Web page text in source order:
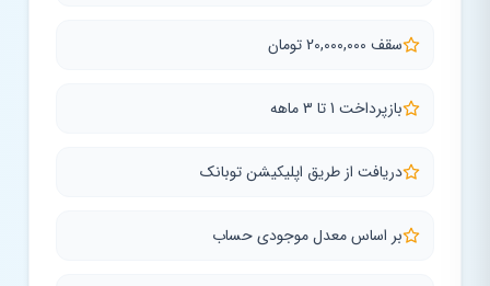
سقف 20,000,000 تومان
بازپرداخت 1 تا 3 ماهه
دریافت از طریق اپلیکیشن توبانک
بر اساس معدل موجودی حساب